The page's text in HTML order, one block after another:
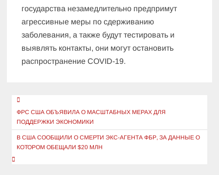
государства незамедлительно предпримут
агрессивные меры по сдерживанию
заболевания, а также будут тестировать и
выявлять контакты, они могут остановить
распространение COVID-19.
Навигация
по
записям
ФРС США ОБЪЯВИЛА О МАСШТАБНЫХ МЕРАХ ДЛЯ
ПОДДЕРЖКИ ЭКОНОМИКИ
В США СООБЩИЛИ О СМЕРТИ ЭКС-АГЕНТА ФБР, ЗА ДАННЫЕ О
КОТОРОМ ОБЕЩАЛИ $20 МЛН